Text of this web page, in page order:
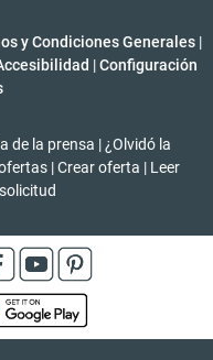
y Condiciones Generales |
| Configuración
de la prensa | ¿Olvidó la
| Crear oferta | Leer